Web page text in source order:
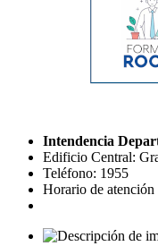
Intendencia
Edificio Central:
Teléfono: 1955
Horario de